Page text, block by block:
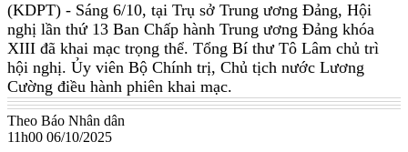
(KDPT) - Sáng 6/10, tại Trụ sở Trung ương Đảng, Hội
nghị lần thứ 13 Ban Chấp hành Trung ương Đảng khóa
XIII đã khai mạc trọng thể. Tổng Bí thư Tô Lâm chủ trì
hội nghị. Ủy viên Bộ Chính trị, Chủ tịch nước Lương
Cường điều hành phiên khai mạc.
Theo Báo Nhân dân
11h00 06/10/2025